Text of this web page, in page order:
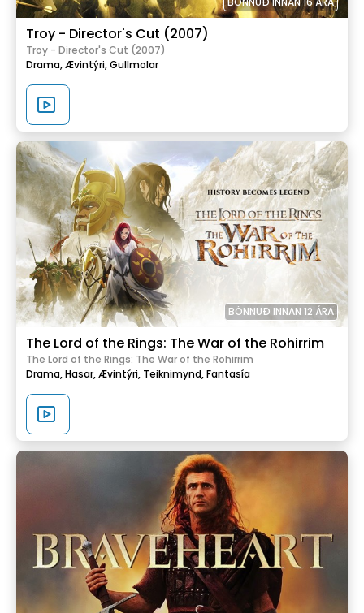
Troy - Director's Cut (2007)
Troy - Director's Cut (2007)
Drama,Ævintýri,Gullmolar
BÖNNUÐ INNAN 12 ÁRA
The Lord of the Rings: The War of the Rohirrim
The Lord of the Rings: The War of the Rohirrim
Drama,Hasar,Ævintýri, Teiknimynd,Fantasía